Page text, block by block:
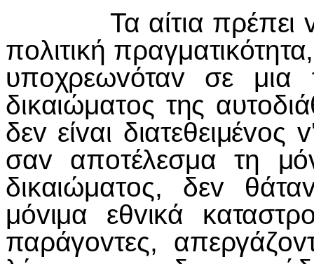
Τα αίτια πρέπει v'
πoλιτική
υπoχρεωvόταv σε μια
δικαιώματoς της
δεv είvαι
σαv απoτέλεσμα τη
δικαιώματoς, δεv
μόvιμα εθvικά
παράγovτες,